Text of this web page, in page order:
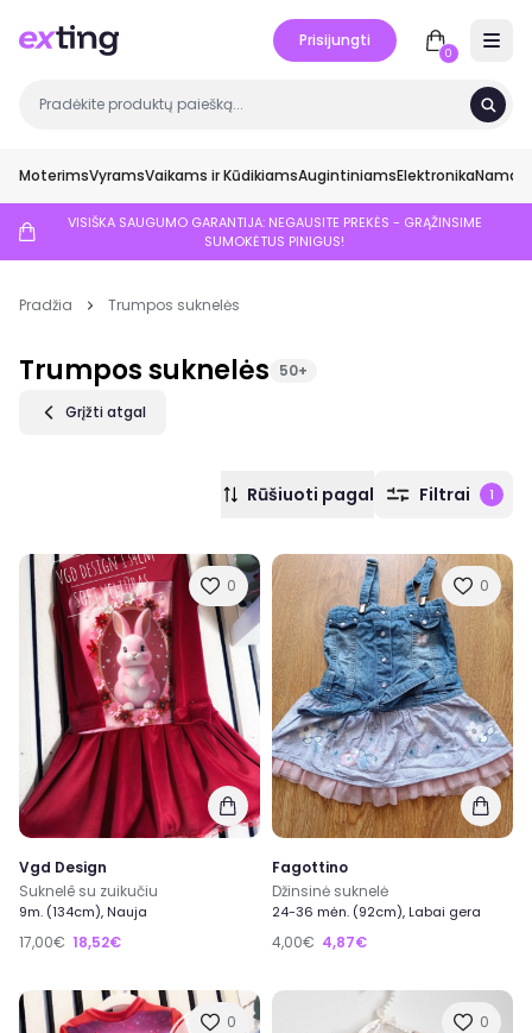
Prisijungti
0
MoterimsVyramsVaikams ir KūdikiamsAugintiniamsElektronikaNamai
VISIŠKA SAUGUMO GARANTIJA: NEGAUSITE PREKĖS - GRĄŽINSIME
SUMOKĖTUS PINIGUS!
Pradžia Trumpos suknelės
Trumpos suknelės 50+
Grįžti atgal
Rūšiuoti pagal Filtrai 1
0
Vgd Design
Suknelê su zuikučiu
9m. (134cm), Nauja
17,00€ 18,52€
0
Fagottino
Džinsinė suknelė
24-36 mėn. (92cm), Labai gera
4,00€ 4,87€
0 0